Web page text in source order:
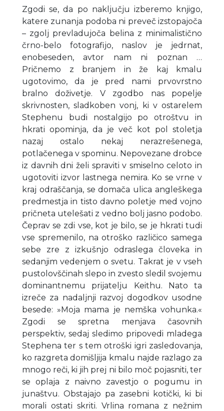
Zgodi se, da po naključju izberemo knjigo,
katere zunanja podoba ni preveč izstopajoča
– zgolj prevladujoča belina z minimalistično
črno-belo fotografijo, naslov je jedrnat,
enobeseden, avtor nam ni poznan …
Pričnemo z branjem in že kaj kmalu
ugotovimo, da je pred nami prvovrstno
bralno doživetje. V zgodbo nas popelje
skrivnosten, sladkoben vonj, ki v ostarelem
Stephenu budi nostalgijo po otroštvu in
hkrati opominja, da je več kot pol stoletja
nazaj ostalo nekaj nerazrešenega,
potlačenega v spominu. Nepovezane drobce
iz davnih dni želi spraviti v smiselno celoto in
ugotoviti izvor lastnega nemira. Ko se vrne v
kraj odraščanja, se domača ulica angleškega
predmestja in tisto davno poletje med vojno
pričneta utelešati z vedno bolj jasno podobo.
Čeprav se zdi vse, kot je bilo, se je hkrati tudi
vse spremenilo, na otroško različico samega
sebe zre z izkušnjo odraslega človeka in
sedanjim vedenjem o svetu. Takrat je v vseh
pustolovščinah slepo in zvesto sledil svojemu
dominantnemu prijatelju Keithu. Nato ta
izreče za nadaljnji razvoj dogodkov usodne
besede: »Moja mama je nemška vohunka.«
Zgodi se spretna menjava časovnih
perspektiv, sedaj sledimo pripovedi mladega
Stephena ter s tem otroški igri zasledovanja,
ko razgreta domišljija kmalu najde razlago za
mnogo reči, ki jih prej ni bilo moč pojasniti, ter
se oplaja z naivno zavestjo o pogumu in
junaštvu. Obstajajo pa zasebni kotički, ki bi
morali ostati skriti. Vrlina romana z nežnim